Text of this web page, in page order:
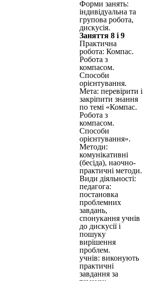
Форми занять:
індивідуальна та
групова робота,
дискусія.
Заняття 8 і 9
Практична
робота: Компас.
Робота з
компасом.
Способи
орієнтування.
Мета: перевірити і
закріпити знання
по темі «Компас.
Робота з
компасом.
Способи
орієнтування».
Методи:
комунікативні
(бесіда), наочно-
практичні методи.
Види діяльності:
педагога:
постановка
проблемних
завдань,
спонукання учнів
до дискусії і
пошуку
вирішення
проблем.
учнів: виконують
практичні
завдання за